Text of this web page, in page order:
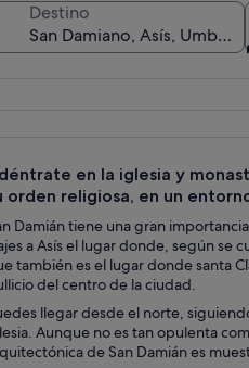
de piedra con techo de tejas y
Destino
en la iglesia y
orden religiosa, en un
Damián tiene una gran
a Asís el lugar donde, según se
también es el lugar donde santa
del centro de la ciudad.
llegar desde el norte,
Aunque no es tan opulenta
de San Damián es